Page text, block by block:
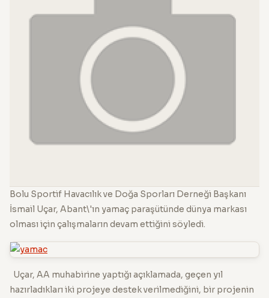
Bolu Sportif Havacılık ve Doğa Sporları Derneği Başkanı
İsmail Uçar, Abant\'ın yamaç paraşütünde dünya markası
olması için çalışmaların devam ettiğini söyledi.
Uçar, AA muhabirine yaptığı açıklamada, geçen yıl
hazırladıkları iki projeye destek verilmediğini, bir projenin